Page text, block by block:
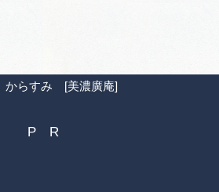
からすみ [美濃廣庵]